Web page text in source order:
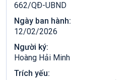
662/QÐ-UBND
Ngày ban hành:
12/02/2026
Người ký:
Hoàng Hải Minh
Trích yếu: